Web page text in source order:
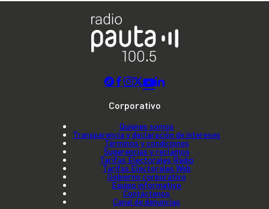
Corporativo
Quienes somos
Transparencia y declaración de intereses
Términos y condiciones
Sugerencias y reclamos
Tarifas Electorales Radio
Tarifas Electorales Web
Gobierno corporativo
Equipo informativo
Contáctenos
Canal de denuncias